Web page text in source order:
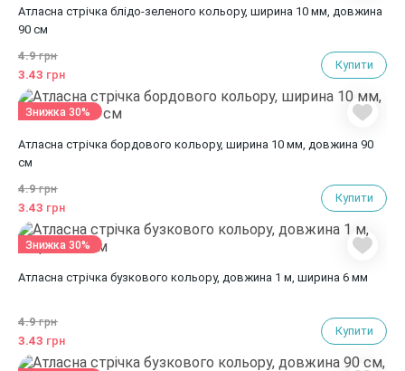
Атласна стрічка блідо-зеленого кольору, ширина 10 мм, довжина
90 см
4.9грн
3.43 грн
Купити
Атласна стрічка бордового кольору, ширина 10 мм, довжина 90
см
4.9грн
3.43 грн
Купити
Знижка 30%
Атласна стрічка бузкового кольору, довжина 1 м, ширина 6 мм
4.9грн
3.43 грн
Купити
Знижка 30%